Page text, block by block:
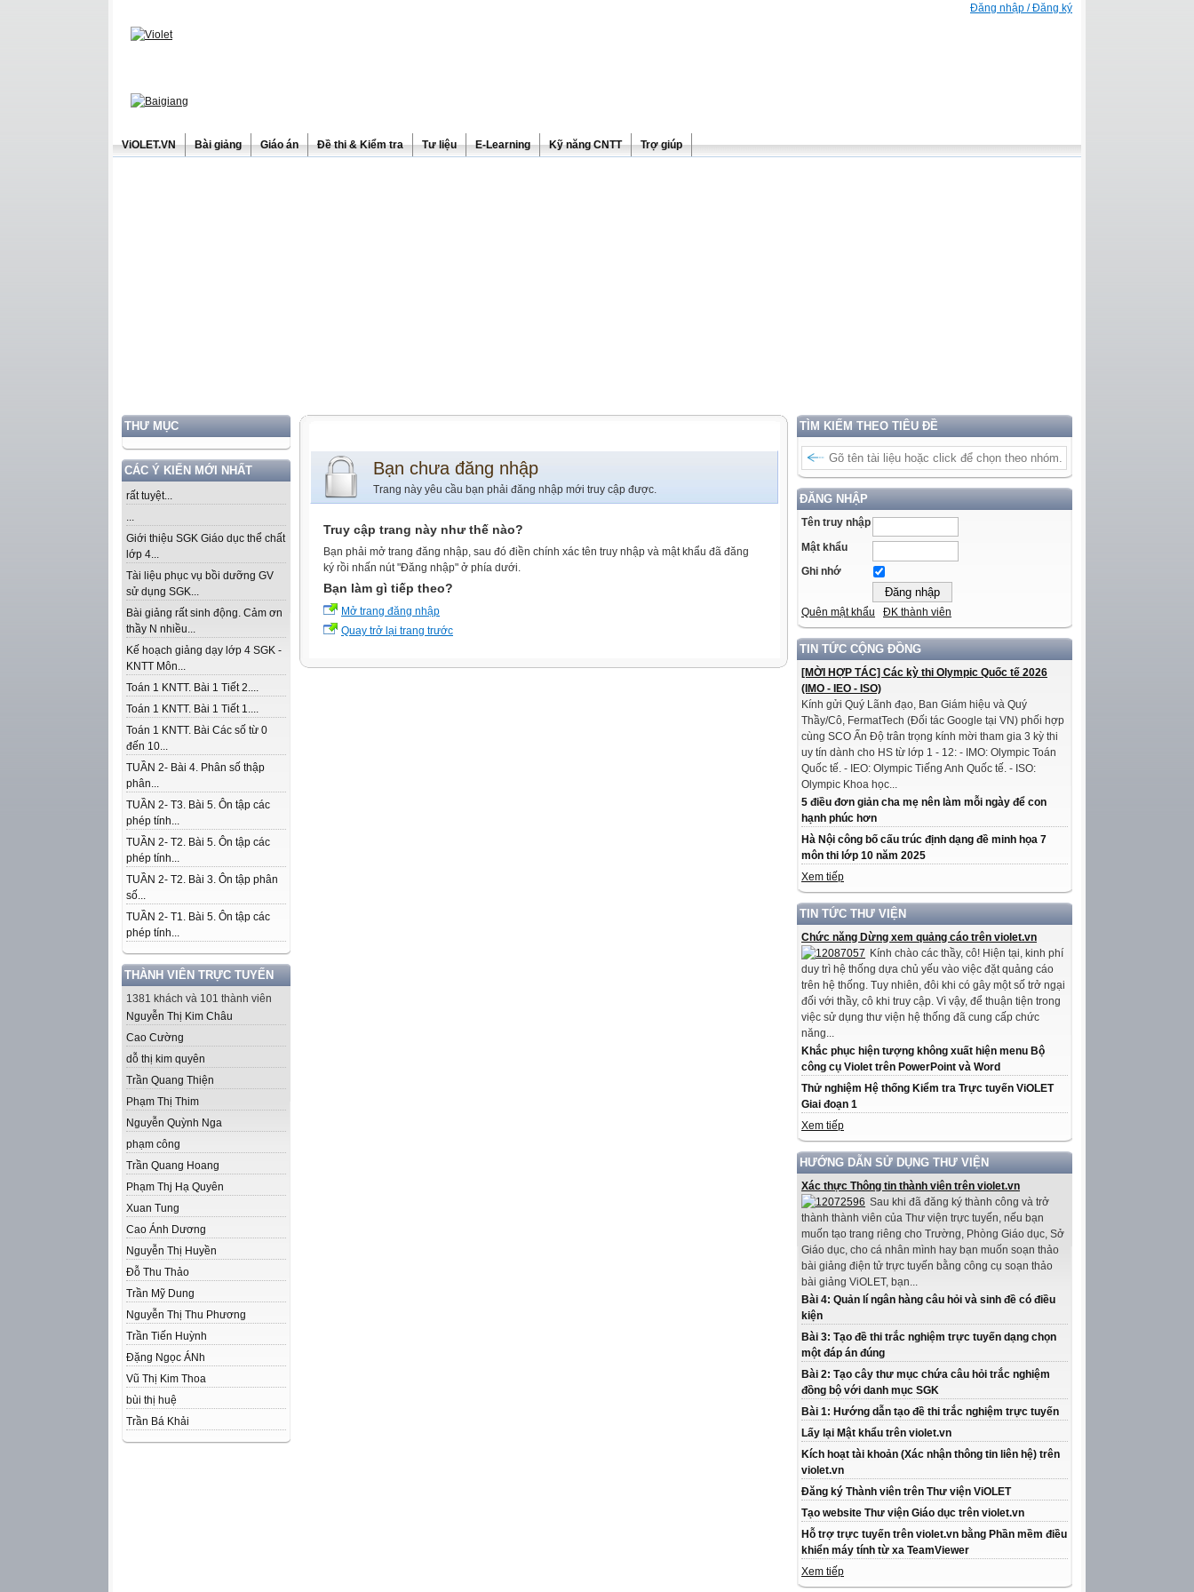
Đăng nhập / Đăng ký
ViOLET.VN Bài giảng Giáo án Đề thi & Kiểm tra Tư liệu E-Learning Kỹ năng CNTT Trợ giúp
THƯ MỤC
CÁC Ý KIẾN MỚI NHẤT
rất tuyệt...
...
Giới thiệu SGK Giáo dục thể chất
lớp 4...
Tài liệu phục vụ bồi dưỡng GV
sử dụng SGK...
Bài giảng rất sinh động. Cảm ơn
thầy N nhiều...
Kế hoạch giảng dạy lớp 4 SGK -
KNTT Môn...
Toán 1 KNTT. Bài 1 Tiết 2....
Toán 1 KNTT. Bài 1 Tiết 1....
Toán 1 KNTT. Bài Các số từ 0
đến 10...
TUẦN 2- Bài 4. Phân số thập
phân...
TUẦN 2- T3. Bài 5. Ôn tập các
phép tính...
TUẦN 2- T2. Bài 5. Ôn tập các
phép tính...
TUẦN 2- T2. Bài 3. Ôn tập phân
số...
TUẦN 2- T1. Bài 5. Ôn tập các
phép tính...
THÀNH VIÊN TRỰC TUYẾN
1381 khách và 101 thành viên
Nguyễn Thị Kim Châu
Cao Cường
dỗ thị kim quyên
Trần Quang Thiện
Phạm Thị Thim
Nguyễn Quỳnh Nga
phạm công
Trần Quang Hoang
Phạm Thj Hạ Quyên
Xuan Tung
Cao Ánh Dương
Nguyễn Thị Huyền
Đỗ Thu Thảo
Trần Mỹ Dung
Nguyễn Thị Thu Phương
Trần Tiến Huỳnh
Đặng Ngọc ÁNh
Vũ Thị Kim Thoa
bùi thị huệ
Trần Bá Khải
TÌM KIẾM THEO TIÊU ĐỀ
ĐĂNG NHẬP
Tên truy nhập
Mật khẩu
Ghi nhớ
Quên mật khẩu ĐK thành viên
TIN TỨC CỘNG ĐỒNG
[MỜI HỢP TÁC] Các kỳ thi Olympic Quốc tế 2026
(IMO - IEO - ISO)
Kính gửi Quý Lãnh đạo, Ban Giám hiệu và Quý
Thầy/Cô, FermatTech (Đối tác Google tại VN) phối hợp
cùng SCO Ấn Độ trân trọng kính mời tham gia 3 kỳ thi
uy tín dành cho HS từ lớp 1 - 12: - IMO: Olympic Toán
Quốc tế. - IEO: Olympic Tiếng Anh Quốc tế. - ISO:
Olympic Khoa học...
5 điều đơn giản cha mẹ nên làm mỗi ngày để con
hạnh phúc hơn
Hà Nội công bố cấu trúc định dạng đề minh họa 7
môn thi lớp 10 năm 2025
Xem tiếp
TIN TỨC THƯ VIỆN
Chức năng Dừng xem quảng cáo trên violet.vn
Kính chào các thầy, cô! Hiện tại, kinh phí
duy trì hệ thống dựa chủ yếu vào việc đặt quảng cáo
trên hệ thống. Tuy nhiên, đôi khi có gây một số trở ngại
đối với thầy, cô khi truy cập. Vì vậy, để thuận tiện trong
việc sử dụng thư viện hệ thống đã cung cấp chức
năng...
Khắc phục hiện tượng không xuất hiện menu Bộ
công cụ Violet trên PowerPoint và Word
Thử nghiệm Hệ thống Kiểm tra Trực tuyến ViOLET
Giai đoạn 1
Xem tiếp
HƯỚNG DẪN SỬ DỤNG THƯ VIỆN
Xác thực Thông tin thành viên trên violet.vn
Sau khi đã đăng ký thành công và trở
thành thành viên của Thư viện trực tuyến, nếu bạn
muốn tạo trang riêng cho Trường, Phòng Giáo dục, Sở
Giáo dục, cho cá nhân mình hay bạn muốn soạn thảo
bài giảng điện tử trực tuyến bằng công cụ soạn thảo
bài giảng ViOLET, bạn...
Bài 4: Quản lí ngân hàng câu hỏi và sinh đề có điều
kiện
Bài 3: Tạo đề thi trắc nghiệm trực tuyến dạng chọn
một đáp án đúng
Bài 2: Tạo cây thư mục chứa câu hỏi trắc nghiệm
đồng bộ với danh mục SGK
Bài 1: Hướng dẫn tạo đề thi trắc nghiệm trực tuyến
Lấy lại Mật khẩu trên violet.vn
Kích hoạt tài khoản (Xác nhận thông tin liên hệ) trên
violet.vn
Đăng ký Thành viên trên Thư viện ViOLET
Tạo website Thư viện Giáo dục trên violet.vn
Hỗ trợ trực tuyến trên violet.vn bằng Phần mềm điều
khiển máy tính từ xa TeamViewer
Xem tiếp
Bạn chưa đăng nhập
Trang này yêu cầu bạn phải đăng nhập mới truy cập được.
Truy cập trang này như thế nào?
Bạn phải mở trang đăng nhập, sau đó điền chính xác tên truy nhập và mật khẩu đã đăng
ký rồi nhấn nút "Đăng nhập" ở phía dưới.
Bạn làm gì tiếp theo?
Mở trang đăng nhập
Quay trở lại trang trước